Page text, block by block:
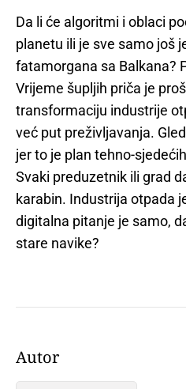
Da li će algoritmi i oblaci
planetu ili je sve samo još
fatamorgana sa Balkana?
Vrijeme šupljih priča je
transformaciju industrije
već put preživljavanja.
jer to je plan tehno-
Svaki preduzetnik ili grad
karabin. Industrija otpada
digitalna pitanje je samo,
stare navike?
Autor